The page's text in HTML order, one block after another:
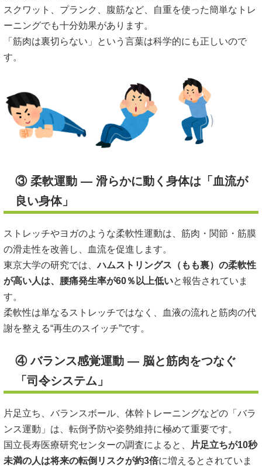
スクワット、プランク、腹筋など、自重を使った簡単なトレ
ーニングでも十分効果があります。
「筋肉は裏切らない」という言葉は科学的にも正しいので
す。
③ 柔軟運動 ― 滑らかに動く身体は「血流が
良い身体」
ストレッチやヨガのような柔軟性運動は、筋肉・関節・筋膜
の滑走性を改善し、血流を促進します。
東京大学の研究では、ハムストリングス（もも裏）の柔軟性
が高い人は、腰痛発生率が60％以上低いと報告されていま
す。
柔軟性は単なるストレッチではなく、血液の流れと筋肉の代
謝を整える“再生のスイッチ”です。
④ バランス感覚運動 ― 脳と筋肉をつなぐ
「司令システム」
片足立ち、バランスボール、体幹トレーニングなどの「バラ
ンス運動」は、転倒予防や姿勢維持に極めて重要です。
国立長寿医療研究センターの調査によると、
片足立ちが10秒
未満の人は将来の転倒リスクが約3倍に増えるとされていま